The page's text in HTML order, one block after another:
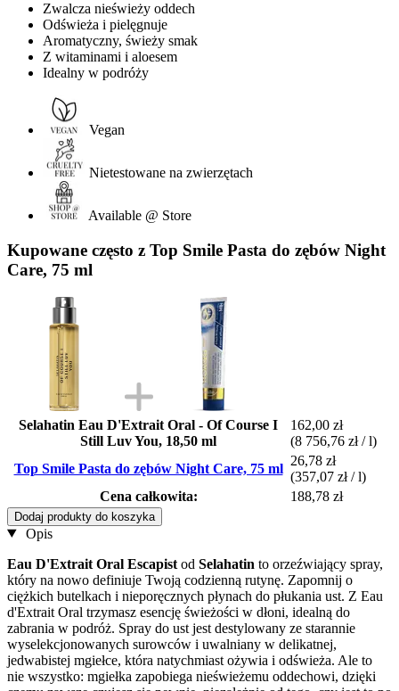
Zwalcza nieświeży oddech
Odświeża i pielęgnuje
Aromatyczny, świeży smak
Z witaminami i aloesem
Idealny w podróży
Vegan
Nietestowane na zwierzętach
Available @ Store
Kupowane często z Top Smile Pasta do zębów Night
Care, 75 ml
Selahatin Eau D'Extrait Oral - Of Course I
Still Luv You, 18,50 ml
162,00 zł
(8 756,76 zł / l)
Top Smile Pasta do zębów Night Care, 75 ml
26,78 zł
(357,07 zł / l)
Cena całkowita:
188,78 zł
Dodaj produkty do koszyka
Opis
Eau D'Extrait Oral Escapist od Selahatin to orzeźwiający spray,
który na nowo definiuje Twoją codzienną rutynę. Zapomnij o
ciężkich butelkach i nieporęcznych płynach do płukania ust. Z Eau
d'Extrait Oral trzymasz esencję świeżości w dłoni, idealną do
zabrania w podróż. Spray do ust jest destylowany ze starannie
wyselekcjonowanych surowców i uwalniany w delikatnej,
jedwabistej mgiełce, która natychmiast ożywia i odświeża. Ale to
nie wszystko: mgiełka zapobiega nieświeżemu oddechowi, dzięki